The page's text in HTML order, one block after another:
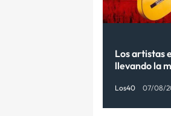
Los artistas
llevando la
Los40 07/08/